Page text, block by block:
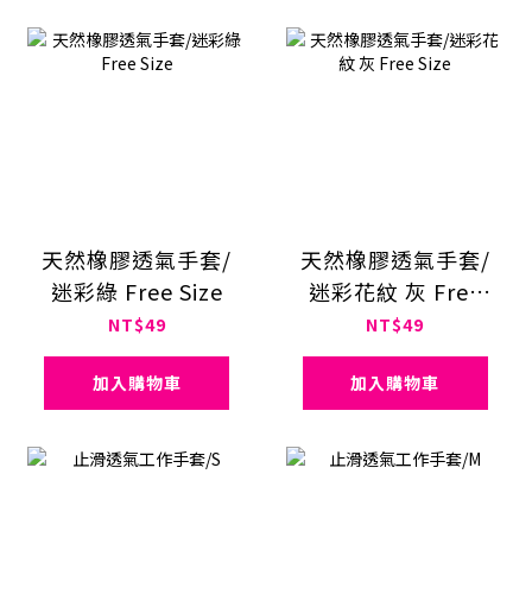
天然橡膠透氣手套/
迷彩綠 Free Size
NT$49
加入購物車
天然橡膠透氣手套/
迷彩花紋 灰 Free
Size
NT$49
加入購物車